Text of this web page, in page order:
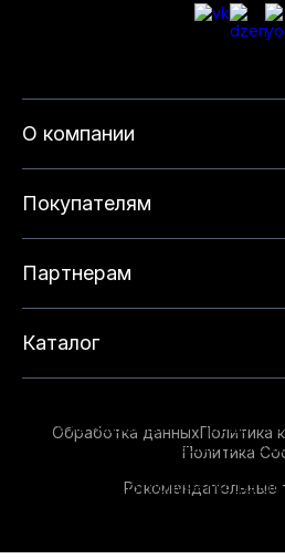
О компании
Покупателям
Партнерам
Каталог
Обработка данныхПолитика
Политика
Рекомендательные
опыта на нашем сайте.
данный сайт, вы соглашаетесь с
технологий. Для получения